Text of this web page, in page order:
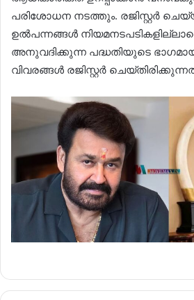
പരിശോധന നടത്തും. രജിസ്റ്റർ
ഉൽപന്നങ്ങൾ
അനുവദിക്കുന്ന പദ്ധതിയുടെ
വിവരങ്ങൾ രജിസ്റ്റർ